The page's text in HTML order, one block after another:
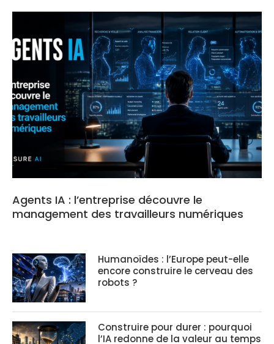
Agents IA : l’entreprise découvre le
management des travailleurs numériques
Humanoïdes : l’Europe peut-elle
encore construire le cerveau des
robots ?
Construire pour durer : pourquoi
l’IA redonne de la valeur au temps